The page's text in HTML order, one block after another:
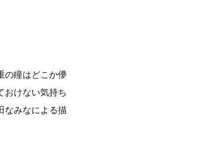
の瞳はどこか儚
おけない気持ち
なみなによる描